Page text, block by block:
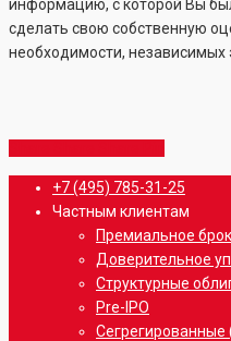
информацию, с которой Вы
сделать свою собственную
необходимости, независимых
Close
Menu
+7 (495) 785-31-25
Частным клиентам
Премиальное
Доверительное
Структурные
Pre-IPO
Сегрегированные